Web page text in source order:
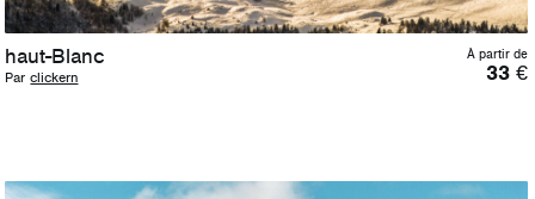
haut-Blanc
Par clickern
À partir de
33€